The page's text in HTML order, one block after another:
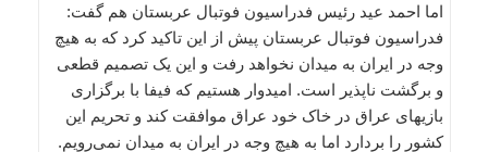
اما احمد عید رئیس فدراسیون فوتبال عربستان هم گفت:
فدراسیون فوتبال عربستان پیش از این تاکید کرد که به هیچ
وجه در ایران به میدان نخواهد رفت و این یک تصمیم قطعی
و برگشت ناپذیر است. امیدوار هستیم که فیفا با برگزاری
بازیهای عراق در خاک خود عراق موافقت کند و تحریم این
کشور را بردارد اما به هیچ وجه در ایران به میدان نمی‌رویم.